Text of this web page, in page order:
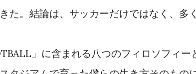
た。結論は、サッカーだけではなく、多
」に含まれる八つのフィロソフィー